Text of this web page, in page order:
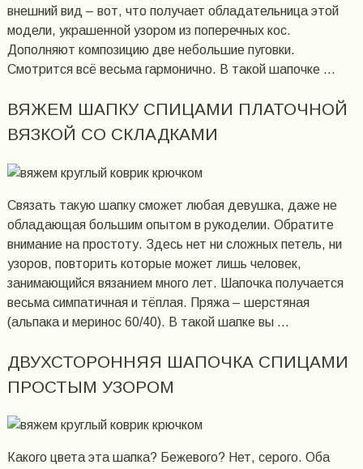
внешний вид – вот, что получает обладательница этой
модели, украшенной узором из поперечных кос.
Дополняют композицию две небольшие пуговки.
Смотрится всё весьма гармонично. В такой шапочке …
ВЯЖЕМ ШАПКУ СПИЦАМИ ПЛАТОЧНОЙ
ВЯЗКОЙ СО СКЛАДКАМИ
Связать такую шапку сможет любая девушка, даже не
обладающая большим опытом в рукоделии. Обратите
внимание на простоту. Здесь нет ни сложных петель, ни
узоров, повторить которые может лишь человек,
занимающийся вязанием много лет. Шапочка получается
весьма симпатичная и тёплая. Пряжа – шерстяная
(альпака и меринос 60/40). В такой шапке вы …
ДВУХСТОРОННЯЯ ШАПОЧКА СПИЦАМИ
ПРОСТЫМ УЗОРОМ
Какого цвета эта шапка? Бежевого? Нет, серого. Оба